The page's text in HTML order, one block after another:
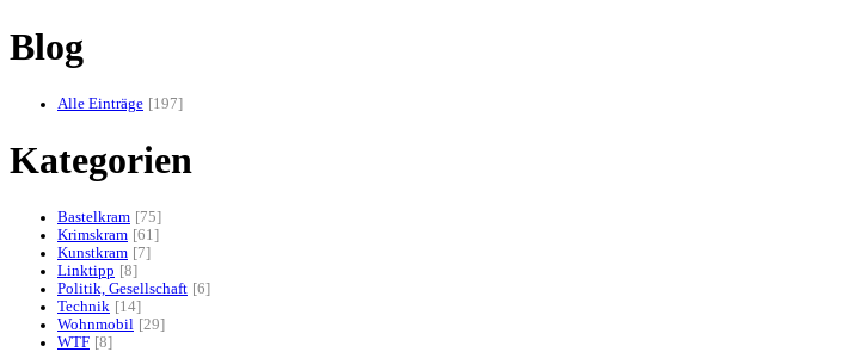
Blog
Alle Einträge 197
Kategorien
Bastelkram
75
Krimskram 61
Kunstkram
7
Linktipp
8
Politik, Gesellschaft 6
Technik
14
Wohnmobil
29
WTF 8